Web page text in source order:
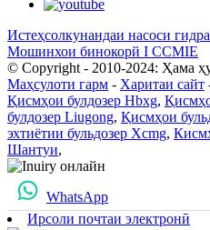
Истеҳсолкунандаи насоси
Мошинхои бинокорй I CCMIE
© Copyright - 2010-2024: Ҳама
Маҳсулоти гарм - Харитаи сайт
Қисмҳои булдозер Hbxg,
булдозер Liugong, Қисмҳои
эхтиётии бульдозер Xcmg,
Шантуи,
WhatsApp
Ирсоли почтаи электронӣ